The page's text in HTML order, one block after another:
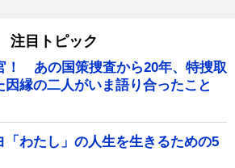
注目トピック
！ あの国策捜査から20年、特捜取
因縁の二人がいま語り合ったこと
「わたし」の人生を生きるための5